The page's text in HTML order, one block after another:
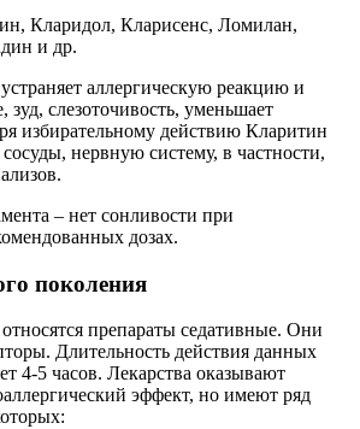
Кларидол, Кларисенс, Ломилан,
и др.
аллергическую реакцию и
слезоточивость, уменьшает
избирательному действию Кларитин
нервную систему, в частности,
– нет сонливости при
дозах.
поколения
препараты седативные. Они
Длительность действия данных
4-5 часов. Лекарства оказывают
эффект, но имеют ряд